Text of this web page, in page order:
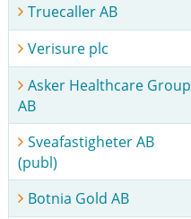
Truecaller AB
Verisure plc
Asker Healthcare Group
AB
Sveafastigheter AB
(publ)
Botnia Gold AB